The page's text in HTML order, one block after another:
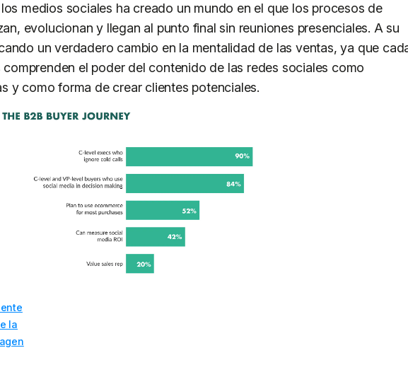
medios sociales ha creado un mundo en el que los procesos de
evolucionan y llegan al punto final sin reuniones presenciales. A su
un verdadero cambio en la mentalidad de las ventas, ya que
el poder del contenido de las redes sociales como
y como forma de crear clientes potenciales.
la